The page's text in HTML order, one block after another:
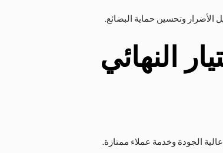
الأضرار وتحسين حماية البضائع.
النهائي
الجودة وخدمة عملاء ممتازة.